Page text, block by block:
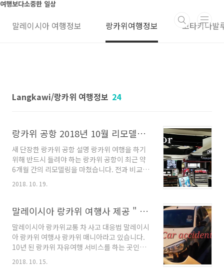
본문 바로가기
여행보다소중한 일상
말레이시아 여행정보 랑카위여행정보 코타키나발
Langkawi/랑카위 여행정보 24
랑카위 공항 2018년 10월 리모델링이 됐습니다.
새 단장한 랑카위 공항 설명 랑카위 여행을 하기
위해 반드시 들려야 하는 랑카위 공항이 최근 약
6개월 간의 리모델링을 마쳤습니다. 전과 비교했
을 때, 크게 2가지가 있는데, 하나는 공항 내부 쇼
핑 상점이 재 정리 됐습니다. 주목할 것은 특히 화
고 일본의 SK=2가입점을 했습니다. 여성분들이
에가면 오가닉, 유기농 화장품을 팔더라구요. 저
는 깨끗한 말레이시아의 자연에서 나는 재료로
만든 그 화장품이 나을 거 같아요. 말레이시아는
이슬람국가로 음식이나, 화장품이 할라 인증이
2018. 10. 19.
말레이시아 랑카위 여행사 제공 " 교통 사고현장 모습과 대응팁"
말레이시아 랑카위교통 차 사고 대응법 말레이시
아 랑카위 여행사 랑카위 매니아라고 있습니다.
10년 된 랑카위 자유여행 서비스를 하는 곳인데
10년 랑카위에 있다 보니, 말레이시아 랑카위 여
행에 필요한 다양한 정보와 자료가 있습니다. 동
2018. 10. 15.